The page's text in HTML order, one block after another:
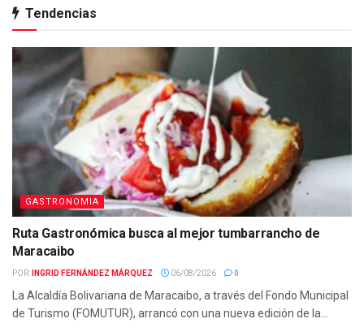
Tendencias
GASTRONOMIA
Ruta Gastronómica busca al mejor tumbarrancho de
Maracaibo
POR: INGRID FERNÁNDEZ MÁRQUEZ 06/08/2026 0
La Alcaldía Bolivariana de Maracaibo, a través del Fondo Municipal
de Turismo (FOMUTUR), arrancó con una nueva edición de la...